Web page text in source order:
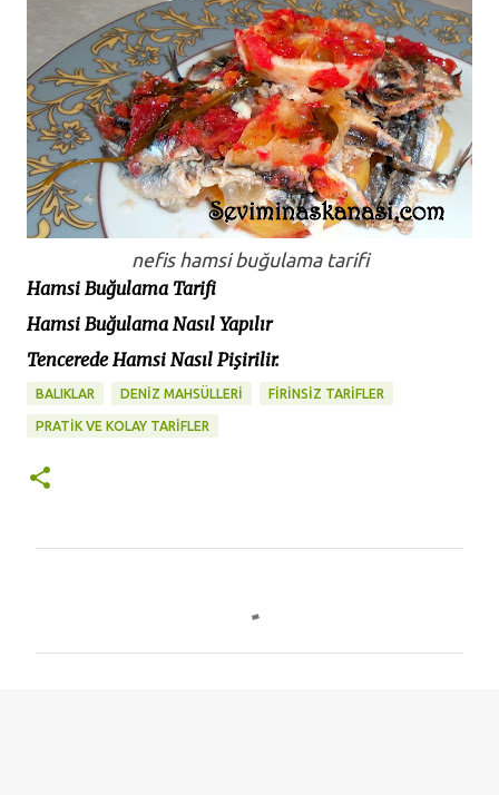
nefis hamsi buğulama tarifi
Hamsi Buğulama Tarifi
Hamsi Buğulama Nasıl Yapılır
Tencerede Hamsi Nasıl Pişirilir.
BALIKLAR DENİZ MAHSÜLLERİ FIRINSIZ TARIFLER
PRATİK VE KOLAY TARİFLER